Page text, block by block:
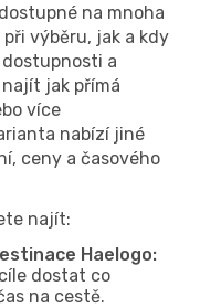
na mnoha
výběru, jak a kdy
a
jak přímá
více
nabízí jiné
ceny a časového
najít:
Haelogo:
dostat co
na cestě.